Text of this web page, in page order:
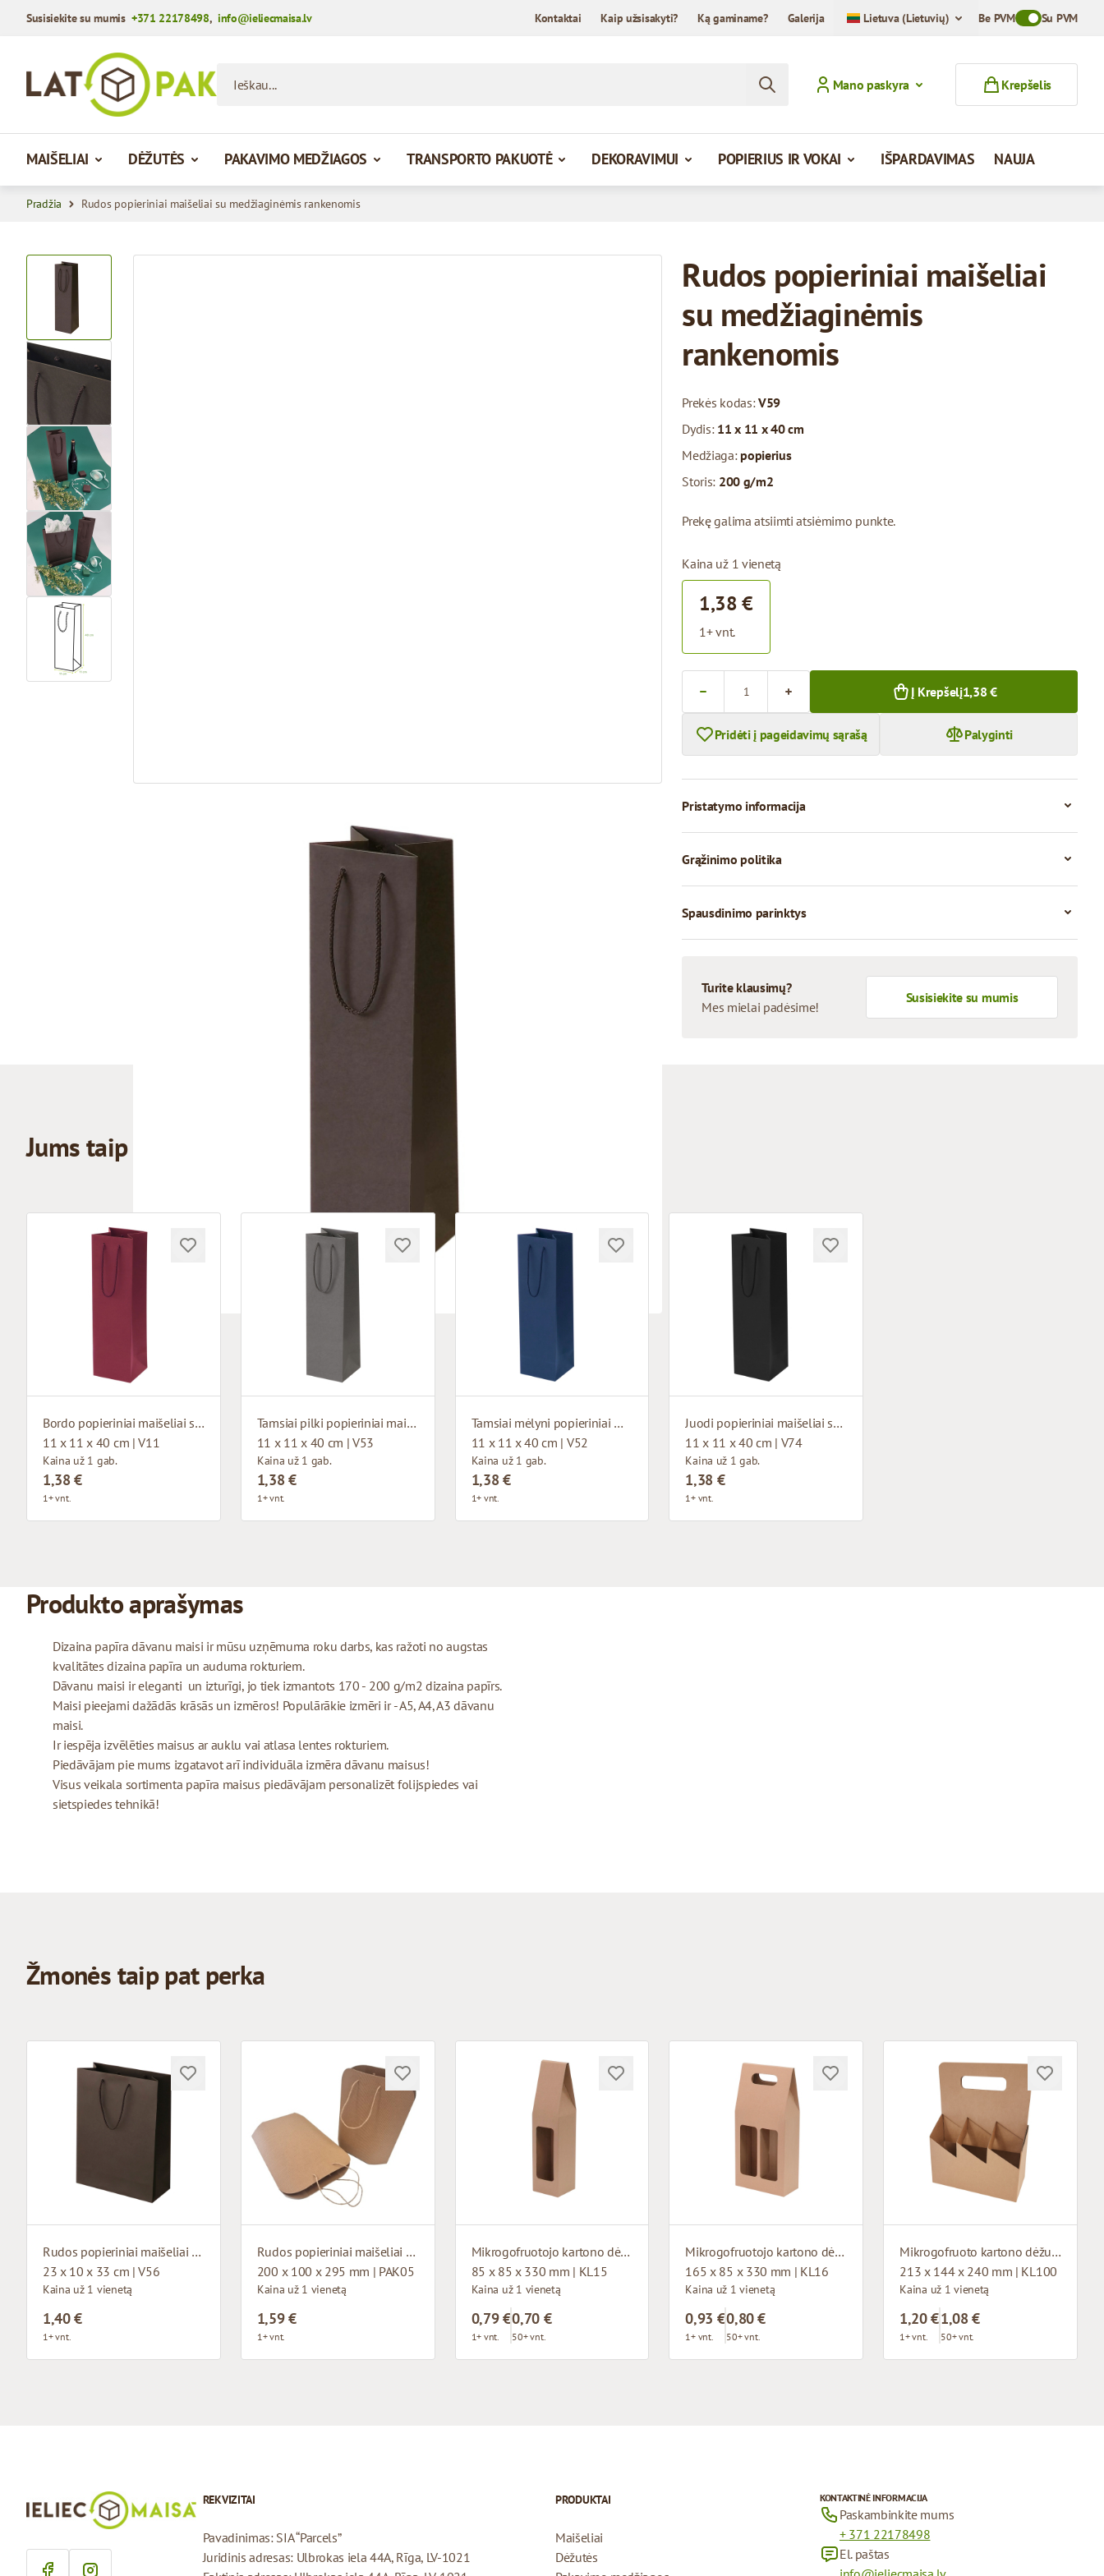
Susisiekite su mumis +371 22178498, info@ieliecmaisa.lv Kontaktai Kaip užsisakyti? Ką gaminame? Galerija Lietuva (Lietuvių) Be PVMToggle VAT
Su PVM
Mano paskyra Krepšelis
MAIŠELIAI DĖŽUTĖS PAKAVIMO MEDŽIAGOS TRANSPORTO PAKUOTĖ DEKORAVIMUI POPIERIUS IR VOKAI IŠPARDAVIMAS NAUJA
Pradžia Rudos popieriniai maišeliai su medžiaginėmis rankenomis
View larger image
View larger image
View larger image
View larger image
View larger image
Rudos popieriniai maišeliai
su medžiaginėmis
rankenomis
Prekės kodas:V59
Dydis: 11 x 11 x 40 cm
Medžiaga: popierius
Storis: 200 g/m2
Prekę galima atsiimti atsiėmimo punkte.
Kaina už 1 vienetą
1,38 €
1+ vnt.
Į Krepšelį1,38 €
Pridėti į pageidavimų sąrašą Palyginti
Pristatymo informacija
Grąžinimo politika
Spausdinimo parinktys
Turite klausimų?
Mes mielai padėsime!
Susisiekite su mumis
Jums taip pat gali patikti
Bordo popieriniai maišeliai su medžiaginėmis rankenomis
11 x 11 x 40 cm | V11
Kaina už 1 gab.
1,38 €
1+ vnt.
Tamsiai pilki popieriniai maišeliai su medžiaginėmis rankenomis
11 x 11 x 40 cm | V53
Kaina už 1 gab.
1,38 €
1+ vnt.
Tamsiai mėlyni popieriniai maišeliai su medžiaginėmis rankenomis
11 x 11 x 40 cm | V52
Kaina už 1 gab.
1,38 €
1+ vnt.
Juodi popieriniai maišeliai su medžiaginėmis rankenomis
11 x 11 x 40 cm | V74
Kaina už 1 gab.
1,38 €
1+ vnt.
Produkto aprašymas
Dizaina papīra dāvanu maisi ir mūsu uzņēmuma roku darbs, kas ražoti no augstas
kvalitātes dizaina papīra un auduma rokturiem.
Dāvanu maisi ir eleganti un izturīgi, jo tiek izmantots 170 - 200 g/m2 dizaina papīrs.
Maisi pieejami dažādās krāsās un izmēros! Populārākie izmēri ir - A5, A4, A3 dāvanu
maisi.
Ir iespēja izvēlēties maisus ar auklu vai atlasa lentes rokturiem.
Piedāvājam pie mums izgatavot arī individuāla izmēra dāvanu maisus!
Visus veikala sortimenta papīra maisus piedāvājam personalizēt folijspiedes vai
sietspiedes tehnikā!
Žmonės taip pat perka
Rudos popieriniai maišeliai su medžiaginėmis rankenomis
23 x 10 x 33 cm | V56
Kaina už 1 vienetą
1,40 €
1+ vnt.
Rudos popieriniai maišeliai su susuktomis rankenomis
200 x 100 x 295 mm | PAK05
Kaina už 1 vienetą
1,59 €
1+ vnt.
Mikrogofruotojo kartono dėžutė su langu
85 x 85 x 330 mm | KL15
Kaina už 1 vienetą
0,79 €
1+ vnt.
0,70 €
50+ vnt.
Mikrogofruotojo kartono dėžutė su langu
165 x 85 x 330 mm | KL16
Kaina už 1 vienetą
0,93 €
1+ vnt.
0,80 €
50+ vnt.
Mikrogofruoto kartono dėžutė
213 x 144 x 240 mm | KL100
Kaina už 1 vienetą
1,20 €
1+ vnt.
1,08 €
50+ vnt.
REKVIZITAI
Pavadinimas: SIA “Parcels”
Juridinis adresas: Ulbrokas iela 44A, Rīga, LV-1021
PRODUKTAI
Maišeliai
Dėžutės
KONTAKTINĖ INFORMACIJA
Paskambinkite mums
+ 371 22178498
El. paštas